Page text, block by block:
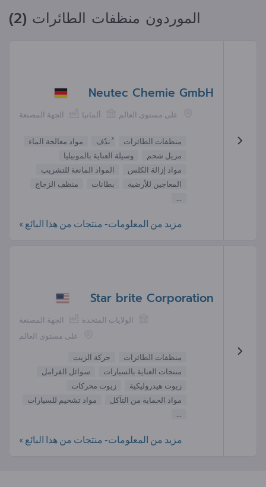
الموردون منظفات الطائرات (2)
Neutec Chemie GmbH
الجهة المصنعة ألمانيا على مستوى العالم
منظفات الطائرات ُندّف
مواد معالجة الماء
مزيل شحم
وسيلة العناية بالموبيليا
مواد إزالة الكلس
المواد المانعة للتشريب
المعاجين للأرضية
بطانات
منظف الزجاج
...
مزيد من المعلومات- منتجات من هذا البائع »
Star brite Corporation
الجهة المصنعة
الولايات المتحدة
على مستوى العالم
منظفات الطائرات
حركة الزيت
منتجات العناية بالسيارات
سوائل الفرامل
زيوت هيدروليكية
زيوت محركات
مواد الحماية من التآكل
مواد تشحيم للسيارات
...
مزيد من المعلومات- منتجات من هذا البائع »